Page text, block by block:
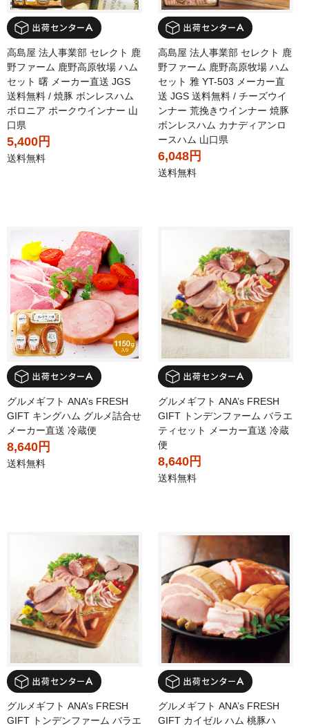
高島屋 法人事業部 セレクト 鹿
野ファーム 鹿野高原牧場 ハム
セット 曙 メーカー直送 JGS
送料無料 / 焼豚 ボンレスハム
ボロニア ポークウインナー 山
口県
5,400円
送料無料
高島屋 法人事業部 セレクト 鹿
野ファーム 鹿野高原牧場 ハム
セット 雅 YT-503 メーカー直
送 JGS 送料無料 / チーズウイ
ンナー 荒挽きウインナー 焼豚
ボンレスハム カナディアンロ
ースハム 山口県
6,048円
送料無料
グルメギフト ANA’s FRESH
GIFT キングハム グルメ詰合せ
メーカー直送 冷蔵便
8,640円
送料無料
グルメギフト ANA’s FRESH
GIFT トンデンファーム バラエ
ティセット メーカー直送 冷蔵
便
8,640円
送料無料
グルメギフト ANA’s FRESH
GIFT トンデンファーム バラエ
グルメギフト ANA’s FRESH
GIFT カイゼル ハム 桃豚ハ